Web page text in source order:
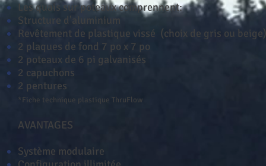
Les quais sur poteaux comprennent:
Structure d'aluminium
Revêtement de plastique vissé (choix de gris ou beige)
2 plaques de fond 7 po x 7 po
2 poteaux de 6 pi galvanisés
2 capuchons
2 pentures
*Fiche technique plastique ThruFlow
AVANTAGES
Système modulaire